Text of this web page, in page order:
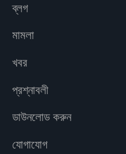
ব্লগ
মামলা
খবর
প্রশ্নাবলী
ডাউনলোড করুন
যোগাযোগ